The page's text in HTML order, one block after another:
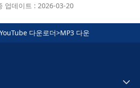
업데이트 : 2026-03-20
다운로더>MP3 다운